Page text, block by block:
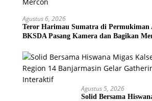
Agustus 6, 2026
Teror Harimau Sumatra di Permukiman
BKSDA Pasang Kamera dan Bagikan
Agustus 5, 2026
Solid Bersama